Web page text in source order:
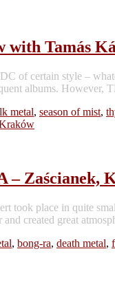
with Tamás
of certain style –
albums. However,
metal, season of mist,
– Zaścianek,
took place in quite
created great
, bong-ra, death metal,